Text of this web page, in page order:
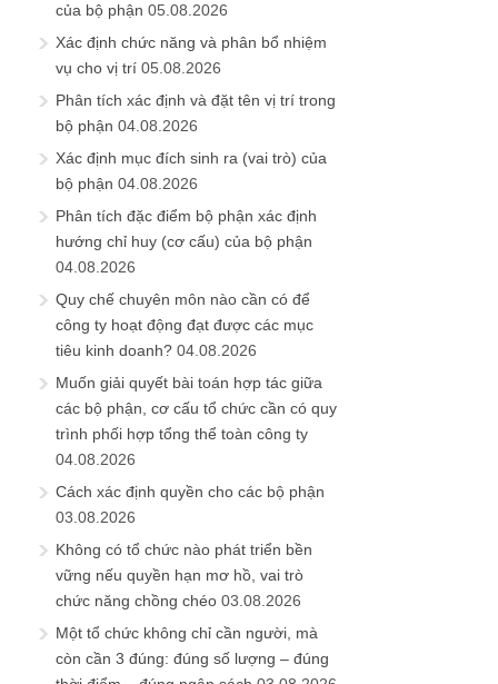
của bộ phận 05.08.2026
Xác định chức năng và phân bổ nhiệm
vụ cho vị trí 05.08.2026
Phân tích xác định và đặt tên vị trí trong
bộ phận 04.08.2026
Xác định mục đích sinh ra (vai trò) của
bộ phận 04.08.2026
Phân tích đặc điểm bộ phận xác định
hướng chỉ huy (cơ cấu) của bộ phận
04.08.2026
Quy chế chuyên môn nào cần có để
công ty hoạt động đạt được các mục
tiêu kinh doanh? 04.08.2026
Muốn giải quyết bài toán hợp tác giữa
các bộ phận, cơ cấu tổ chức cần có quy
trình phối hợp tổng thể toàn công ty
04.08.2026
Cách xác định quyền cho các bộ phận
03.08.2026
Không có tổ chức nào phát triển bền
vững nếu quyền hạn mơ hồ, vai trò
chức năng chồng chéo 03.08.2026
Một tổ chức không chỉ cần người, mà
còn cần 3 đúng: đúng số lượng – đúng